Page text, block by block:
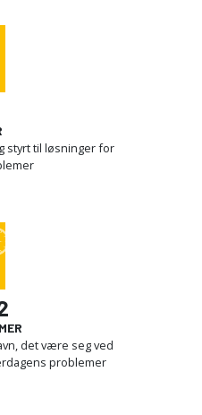
styrt til løsninger for
det være seg ved
problemer